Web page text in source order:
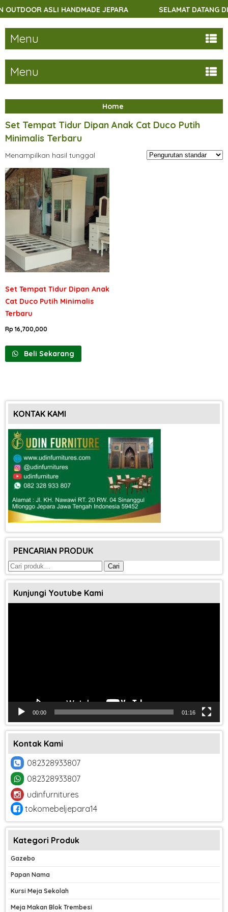
ASLI HANDMADE JEPARA SELAMAT DATANG DI
Menu
Menu
Home
Set Tempat Tidur Dipan Anak Cat Duco Putih
Minimalis Terbaru
Menampilkan hasil tunggal
Set Tempat Tidur Dipan Anak
Cat Duco Putih Minimalis
Terbaru
Rp 16,700,000
Beli Sekarang
KONTAK KAMI
PENCARIAN PRODUK
Pencarian
untuk:
Cari
Kunjungi Youtube Kami
00:00 01:16
Kontak Kami
082328933807
082328933807
udinfurnitures
tokomebeljepara14
Kategori Produk
Gazebo
Papan Nama
Kursi Meja Sekolah
Meja Makan Blok Trembesi